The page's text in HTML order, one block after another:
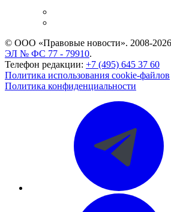
© ООО «Правовые новости». 2008-
ЭЛ № ФС 77 - 79910.
Телефон редакции: +7 (495) 645 37 60
Политика использования cookie-файлов
Политика конфиденциальности